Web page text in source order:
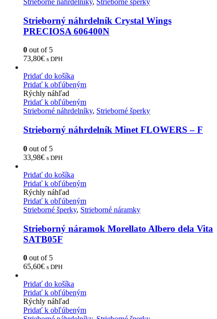
Strieborné náhrdelníky, Strieborné šperky
Strieborný náhrdelník Crystal Wings
PRECIOSA 606400N
0 out of 5
73,80€ s DPH
Pridať do košíka
Pridať k obľúbeným
Rýchly náhľad
Pridať k obľúbeným
Strieborné náhrdelníky, Strieborné šperky
Strieborný náhrdelník Minet FLOWERS – F
0 out of 5
33,98€ s DPH
Pridať do košíka
Pridať k obľúbeným
Rýchly náhľad
Pridať k obľúbeným
Strieborné šperky, Strieborné náramky
Strieborný náramok Morellato Albero dela Vita
SATB05F
0 out of 5
65,60€ s DPH
Pridať do košíka
Pridať k obľúbeným
Rýchly náhľad
Pridať k obľúbeným